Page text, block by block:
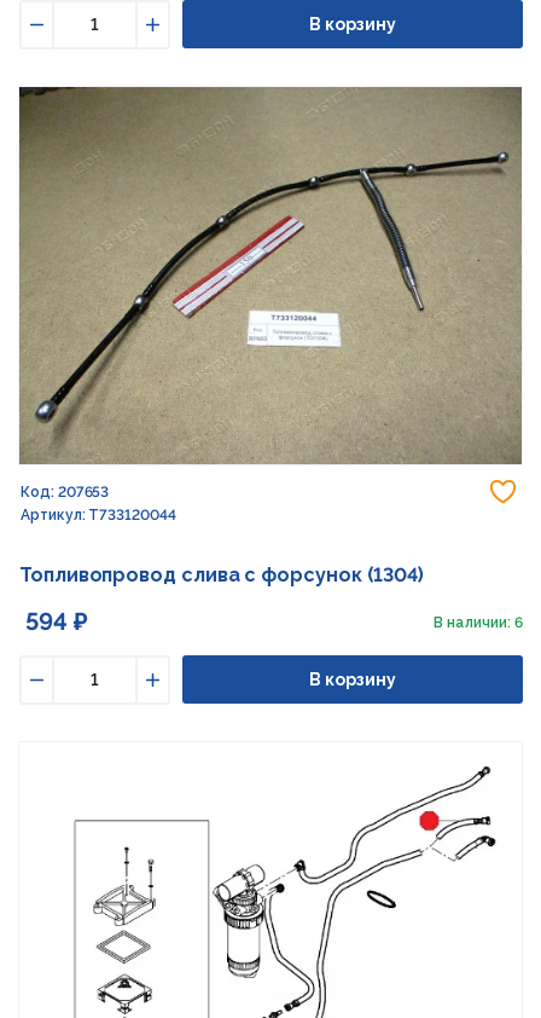
Увеличить
В корзину
Код: 207653
Артикул: T733120044
Топливопровод слива с форсунок (1304)
594 ₽ В наличии: 6
Увеличить
В корзину